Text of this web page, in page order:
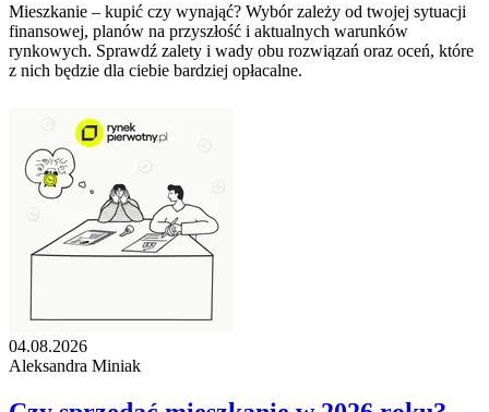
Mieszkanie – kupić czy wynająć? Wybór zależy od twojej sytuacji
finansowej, planów na przyszłość i aktualnych warunków
rynkowych. Sprawdź zalety i wady obu rozwiązań oraz oceń, które
z nich będzie dla ciebie bardziej opłacalne.
04.08.2026
Aleksandra Miniak